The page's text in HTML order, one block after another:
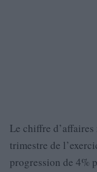
Le chiffre
trimestre de
progression de 4%